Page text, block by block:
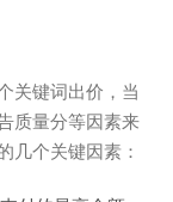
关键词出价，当
质量分等因素来
几个关键因素：